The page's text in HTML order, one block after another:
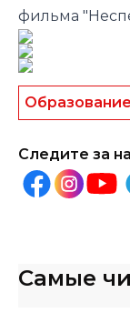
фильма
Образование
Следите за
Самые